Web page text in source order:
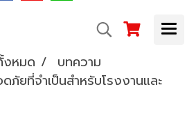
งหมด
บทความ
ยที่จำเป็นสำหรับโรงงานและ